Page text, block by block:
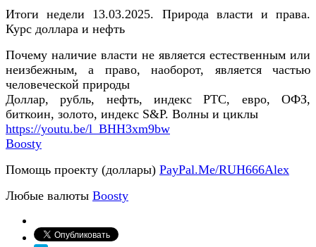
Итоги недели 13.03.2025. Природа власти и права.
Курс доллара и нефть
Почему наличие власти не является естественным или
неизбежным, а право, наоборот, является частью
человеческой природы
Доллар, рубль, нефть, индекс РТС, евро, ОФЗ,
биткоин, золото, индекс S&P. Волны и циклы
https://youtu.be/l_BHH3xm9bw
Boosty
Помощь проекту (доллары) PayPal.Me/RUH666Alex
Любые валюты Boosty